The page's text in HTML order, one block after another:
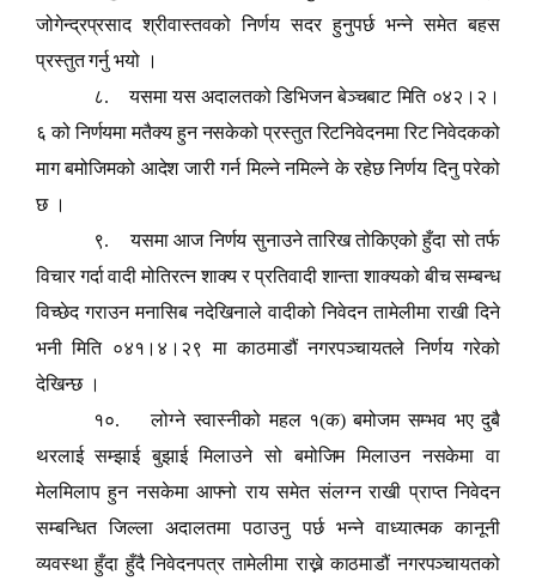
जोगेन्द्रप्रसाद श्रीवास्तवको निर्णय सदर हुनुपर्छ भन्ने समेत बहस
प्रस्तुत गर्नु भयो ।
८.
यसमा यस अदालतको डिभिजन बेञ्चबाट मिति ०४२।२।
६ को निर्णयमा मतैक्य हुन नसकेको प्रस्तुत रिटनिवेदनमा रिट निवेदकको
माग बमोजिमको आदेश जारी गर्न मिल्ने नमिल्ने के रहेछ निर्णय दिनु परेको
छ ।
९.
यसमा आज निर्णय सुनाउने तारिख तोकिएको हुँदा सो तर्फ
विचार गर्दा वादी मोतिरत्न शाक्य र प्रतिवादी शान्ता शाक्यको बीच सम्बन्ध
विच्छेद गराउन मनासिब नदेखिनाले वादीको निवेदन तामेलीमा राखी दिने
भनी मिति ०४१।४।२९ मा काठमाडौं नगरपञ्चायतले निर्णय गरेको
देखिन्छ ।
१०.
लोग्ने स्वास्नीको महल १(क) बमोजम सम्भव भए दुबै
थरलाई सम्झाई बुझाई मिलाउने सो बमोजिम मिलाउन नसकेमा वा
मेलमिलाप हुन नसकेमा आफ्नो राय समेत संलग्न राखी प्राप्त निवेदन
सम्बन्धित जिल्ला अदालतमा पठाउनु पर्छ भन्ने वाध्यात्मक कानूनी
व्यवस्था हुँदा हुँदै निवेदनपत्र तामेलीमा राख्ने काठमाडौं नगरपञ्चायतको